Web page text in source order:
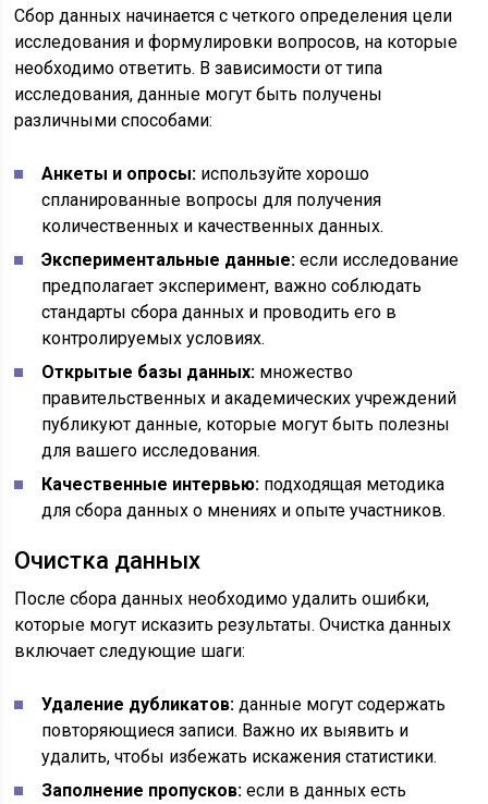
Сбор данных начинается с четкого определения цели
исследования и формулировки вопросов, на которые
необходимо ответить. В зависимости от типа
исследования, данные могут быть получены
различными способами:
Анкеты и опросы: используйте хорошо
спланированные вопросы для получения
количественных и качественных данных.
Экспериментальные данные: если исследование
предполагает эксперимент, важно соблюдать
стандарты сбора данных и проводить его в
контролируемых условиях.
Открытые базы данных: множество
правительственных и академических учреждений
публикуют данные, которые могут быть полезны
для вашего исследования.
Качественные интервью: подходящая методика
для сбора данных о мнениях и опыте участников.
Очистка данных
После сбора данных необходимо удалить ошибки,
которые могут исказить результаты. Очистка данных
включает следующие шаги:
Удаление дубликатов: данные могут содержать
повторяющиеся записи. Важно их выявить и
удалить, чтобы избежать искажения статистики.
Заполнение пропусков: если в данных есть